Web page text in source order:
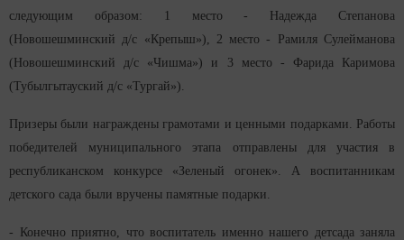
следующим образом: 1 место - Надежда Степанова
(Новошешминский д/с «Крепыш»), 2 место - Рамиля Сулейманова
(Новошешминский д/с «Чишма») и 3 место - Фарида Каримова
(Тубылгытауский д/с «Тургай»).
Призеры были награждены грамотами и ценными подарками. Работы
победителей муниципального этапа отправлены для участия в
республиканском конкурсе «Зеленый огонек». А воспитанникам
детского сада были вручены памятные подарки.
- Конечно приятно, что воспитатель именно нашего детсада заняла